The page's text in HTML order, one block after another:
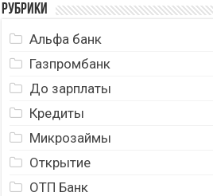
Рубрики
Альфа банк
Газпромбанк
До зарплаты
Кредиты
Микрозаймы
Открытие
ОТП Банк